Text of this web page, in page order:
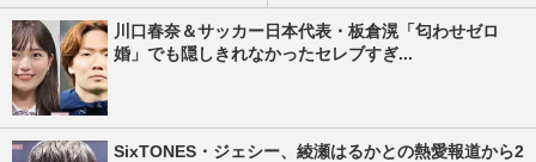
川口春奈＆サッカー日本代表・板倉滉「匂わせゼロ
婚」でも隠しきれなかったセレブすぎ...
SixTONES・ジェシー、綾瀬はるかとの熱愛報道から2